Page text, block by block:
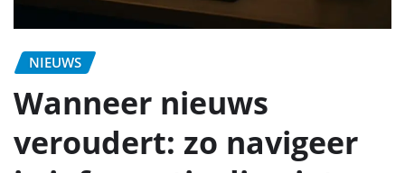
NIEUWS
Wanneer nieuws
veroudert: zo navigeer